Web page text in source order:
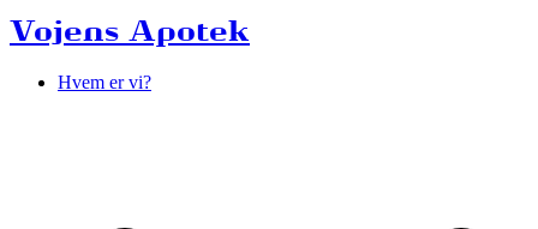
Vojens Apotek
Hvem er vi?